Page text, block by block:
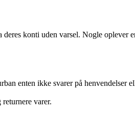
konti uden varsel. Nogle oplever
enten ikke svarer på henvendelser
varer.